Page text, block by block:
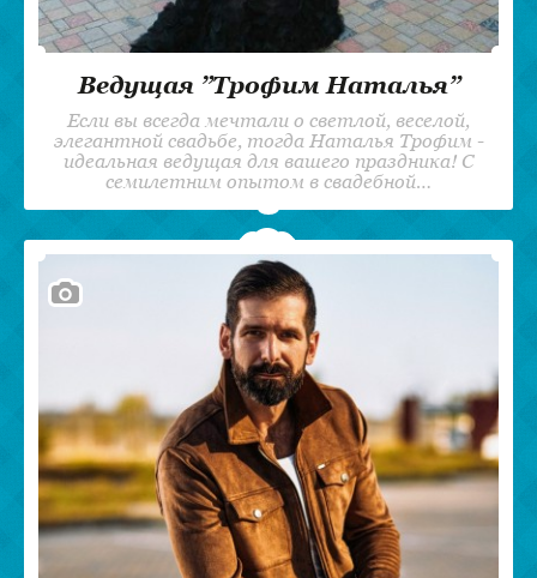
Ведущая ”Трофим Наталья”
Если вы всегда мечтали о светлой, веселой,
элегантной свадьбе, тогда Наталья Трофим -
идеальная ведущая для вашего праздника! С
семилетним опытом в свадебной…